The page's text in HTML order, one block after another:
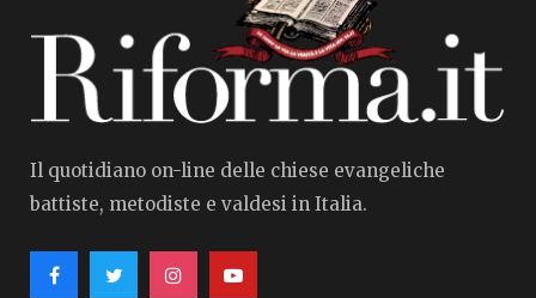
Il quotidiano on-line delle chiese evangeliche
battiste, metodiste e valdesi in Italia.